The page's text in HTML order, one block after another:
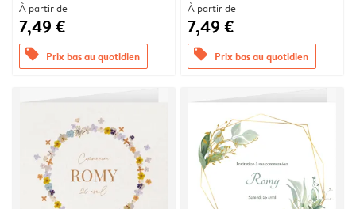
À partir de
7,49 €
offers Prix bas au quotidien
À partir de
7,49 €
offers Prix bas au quotidien